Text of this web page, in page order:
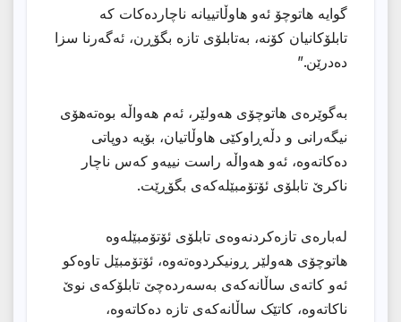
گوایە هاتوچۆ ئەو هاوڵاتییانە ناچاردەکات کە
تابلۆکانیان کۆنە، بەتابلۆی تازە بگۆڕن، ئەگەرنا سزا
دەدرێن.”
بەگوێرەی هاتوچۆی هەولێر، ئەم هەواڵە بوەتەهۆی
نیگەرانی و دڵەڕاوکێی هاوڵاتیان، بۆیە دوپاتی
دەکاتەوە، ئەو هەواڵە راست نییەو کەس ناچار
ناکرێ تابلۆی ئۆتۆمبێلەکەی بگۆڕێت.
لەبارەی تازەکردنەوەی تابلۆی ئۆتۆمبێلەوە
هاتوچۆی هەولێر ڕونیکردوەتەوە، ئۆتۆمبێل تاوەکو
ئەو کاتەی ساڵانەکەی بەسەردەچێ تابلۆکەی نوێ
ناکاتەوە، کاتێک ساڵانەکەی تازە دەکاتەوە،